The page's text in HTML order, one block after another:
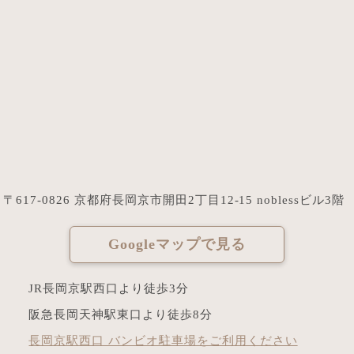
〒617-0826 京都府長岡京市開田2丁目12-15 noblessビル3階
Googleマップで見る
JR長岡京駅西口より徒歩3分
阪急長岡天神駅東口より徒歩8分
長岡京駅西口 バンビオ駐車場をご利用ください